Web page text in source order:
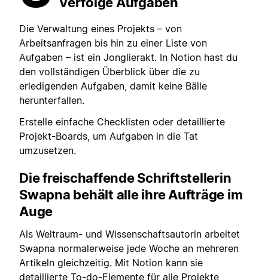
Die Verwaltung eines Projekts – von
Arbeitsanfragen bis hin zu einer Liste von
Aufgaben – ist ein Jonglierakt. In Notion hast du
den vollständigen Überblick über die zu
erledigenden Aufgaben, damit keine Bälle
herunterfallen.
Erstelle einfache Checklisten oder detaillierte
Projekt-Boards, um Aufgaben in die Tat
umzusetzen.
Die freischaffende Schriftstellerin
Swapna behält alle ihre Aufträge im
Auge
Als Weltraum- und Wissenschaftsautorin arbeitet
Swapna normalerweise jede Woche an mehreren
Artikeln gleichzeitig. Mit Notion kann sie
detaillierte To-do-Elemente für alle Projekte